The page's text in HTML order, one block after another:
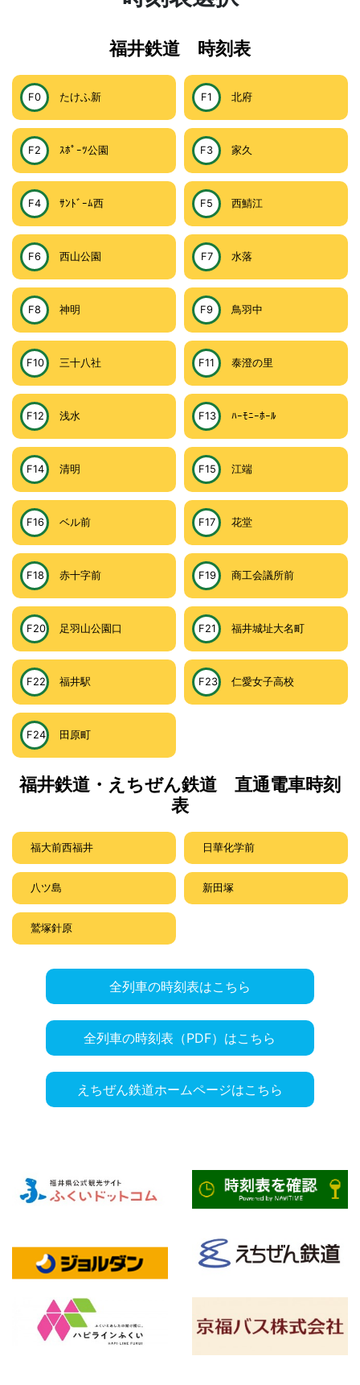
福井鉄道 時刻表
F0 たけふ新 F1 北府
F2 ｽﾎﾟｰﾂ公園 F3 家久
F4 ｻﾝﾄﾞｰﾑ西 F5 西鯖江
F6 西山公園 F7 水落
F8 神明 F9 鳥羽中
F10 三十八社 F11 泰澄の里
F12 浅水 F13 ﾊｰﾓﾆｰﾎｰﾙ
F14 清明 F15 江端
F16 ベル前 F17 花堂
F18 赤十字前 F19 商工会議所前
F20 足羽山公園口 F21 福井城址大名町
F22 福井駅 F23 仁愛女子高校
F24 田原町
福井鉄道・えちぜん鉄道 直通電車時刻
表
福大前西福井 日華化学前
八ツ島 新田塚
鷲塚針原
全列車の時刻表はこちら
全列車の時刻表（PDF）はこちら
えちぜん鉄道ホームページはこちら